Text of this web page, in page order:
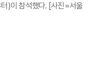
)이 참석했다. [사진=서울